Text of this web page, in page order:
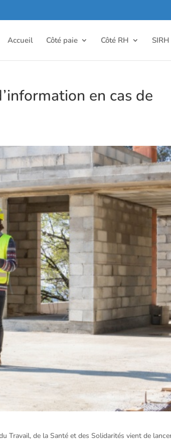
Accueil Côté paie Côté RH SIRH
en cas de
Travail, de la Santé et des Solidarités vient de